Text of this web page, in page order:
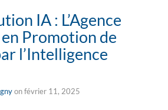
IA : L’Agence
Promotion de
l’Intelligence
onfévrier 11, 2025